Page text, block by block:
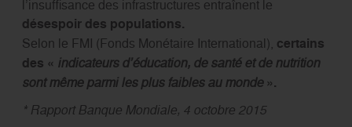
l’insuffisance des infrastructures entraînent le
désespoir des populations.
Selon le FMI (Fonds Monétaire International), certains
des « indicateurs d’éducation, de santé et de nutrition
sont même parmi les plus faibles au monde».
* Rapport Banque Mondiale, 4 octobre 2015